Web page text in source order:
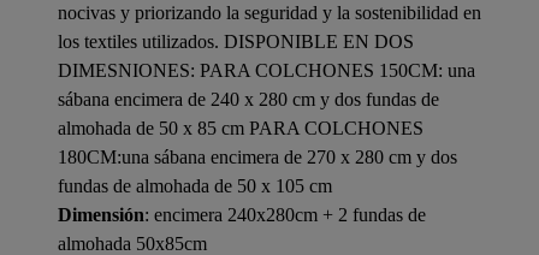
nocivas y priorizando la seguridad y la sostenibilidad en
los textiles utilizados. DISPONIBLE EN DOS
DIMESNIONES: PARA COLCHONES 150CM: una
sábana encimera de 240 x 280 cm y dos fundas de
almohada de 50 x 85 cm PARA COLCHONES
180CM:una sábana encimera de 270 x 280 cm y dos
fundas de almohada de 50 x 105 cm
Dimensión: encimera 240x280cm + 2 fundas de
almohada 50x85cm